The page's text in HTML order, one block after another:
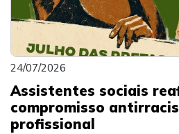
24/07/2026
Assistentes sociais
compromisso
profissional